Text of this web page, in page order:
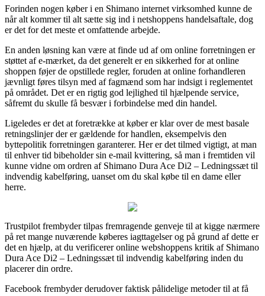
Forinden nogen køber i en Shimano internet virksomhed kunne de
når alt kommer til alt sætte sig ind i netshoppens handelsaftale, dog
er det for det meste et omfattende arbejde.
En anden løsning kan være at finde ud af om online forretningen er
støttet af e-mærket, da det generelt er en sikkerhed for at online
shoppen føjer de opstillede regler, foruden at online forhandleren
jævnligt føres tilsyn med af fagmænd som har indsigt i reglementet
på området. Det er en rigtig god lejlighed til hjælpende service,
såfremt du skulle få besvær i forbindelse med din handel.
Ligeledes er det at foretrække at køber er klar over de mest basale
retningslinjer der er gældende for handlen, eksempelvis den
byttepolitik forretningen garanterer. Her er det tilmed vigtigt, at man
til enhver tid bibeholder sin e-mail kvittering, så man i fremtiden vil
kunne vidne om ordren af Shimano Dura Ace Di2 – Ledningssæt til
indvendig kabelføring, uanset om du skal købe til en dame eller
herre.
Trustpilot frembyder tilpas fremragende genveje til at kigge nærmere
på ret mange nuværende køberes iagttagelser og på grund af dette er
det en hjælp, at du verificerer online webshoppens kritik af Shimano
Dura Ace Di2 – Ledningssæt til indvendig kabelføring inden du
placerer din ordre.
Facebook frembyder derudover faktisk pålidelige metoder til at få